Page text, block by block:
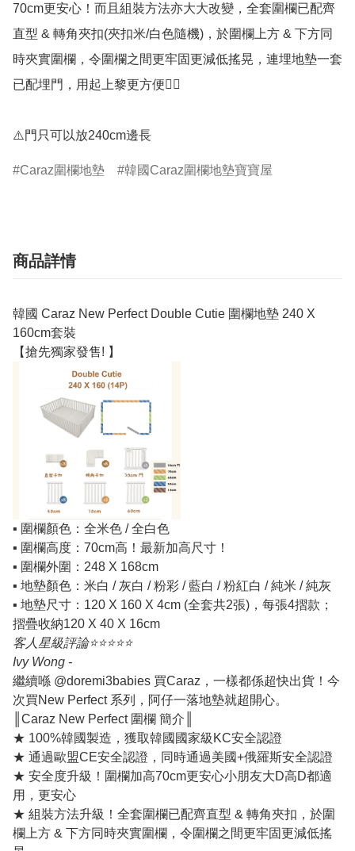
70cm更安心！而且組裝方法亦大大改變，全套圍欄已配齊
直型 & 轉角夾扣(夾扣米/白色隨機)，於圍欄上方 & 下方同
時夾實圍欄，令圍欄之間更牢固更減低搖晃，連埋地墊一套
已配埋門，用起上黎更方便👍🏻
⚠️門只可以放240cm邊長
Caraz圍欄地墊 韓國Caraz圍欄地墊寶寶屋
商品詳情
韓國 Caraz New Perfect Double Cutie 圍欄地墊 240 X
160cm套裝
【搶先獨家發售! 】
▪️ 圍欄顏色：全米色 / 全白色
▪️ 圍欄高度：70cm高！最新加高尺寸！
▪️ 圍欄外圍：248 X 168cm
▪️ 地墊顏色：米白 / 灰白 / 粉彩 / 藍白 / 粉紅白 / 純米 / 純灰
▪️ 地墊尺寸：120 X 160 X 4cm (全套共2張)，每張4摺款；
摺疊收納120 X 40 X 16cm
客人星級評論⭐️⭐️⭐️⭐️⭐️
Ivy Wong -
繼續喺 @doremi3babies 買Caraz，一樣都係超快出貨！今
次買New Perfect 系列，阿仔一落地墊就超開心。
║Caraz New Perfect 圍欄 簡介║
★ 100%韓國製造，獲取韓國國家級KC安全認證
★ 通過歐盟CE安全認證，同時通過美國+俄羅斯安全認證
★ 安全度升級！圍欄加高70cm更安心小朋友大D高D都適
用，更安心
★ 組裝方法升級！全套圍欄已配齊直型 & 轉角夾扣，於圍
欄上方 & 下方同時夾實圍欄，令圍欄之間更牢固更減低搖